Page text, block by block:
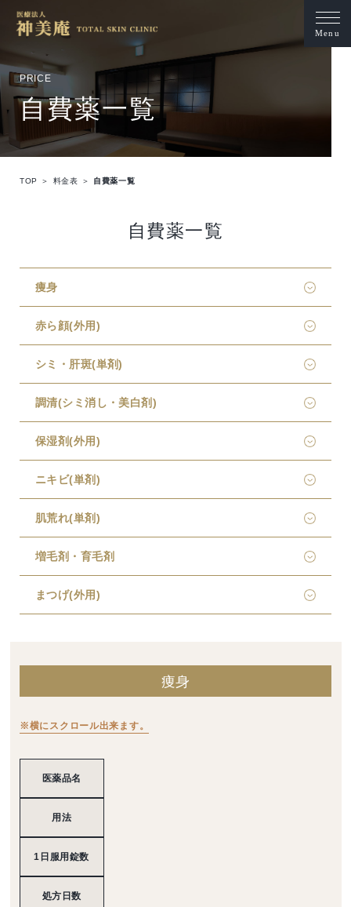
Menu
PRICE
自費薬一覧
TOP 料金表 自費薬一覧
自費薬一覧
痩身
赤ら顔(外用)
シミ・肝斑(単剤)
調清(シミ消し・美白剤)
保湿剤(外用)
ニキビ(単剤)
肌荒れ(単剤)
増毛剤・育毛剤
まつげ(外用)
痩身
※横にスクロール出来ます。
医薬品名
用法
1日服用錠数
処方日数